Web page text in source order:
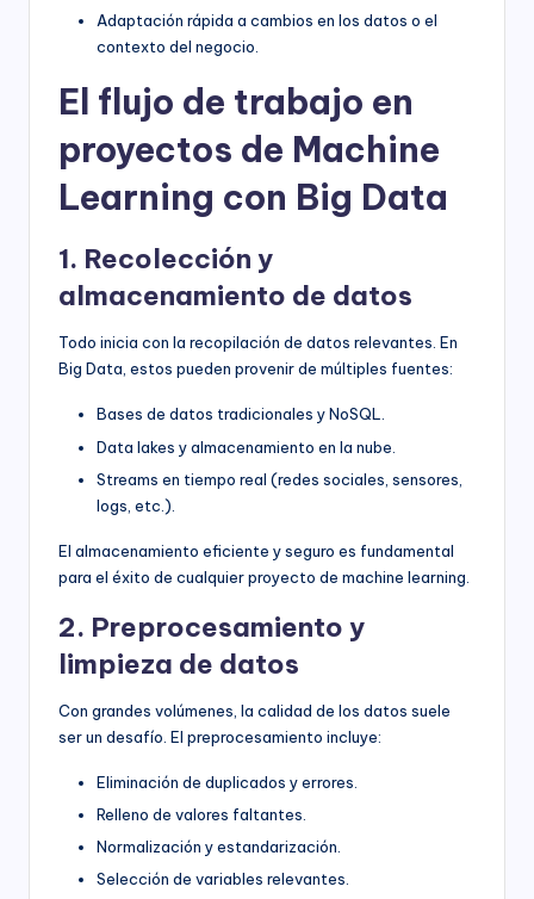
Adaptación rápida a cambios en los datos o el
contexto del negocio.
El flujo de trabajo en
proyectos de Machine
Learning con Big Data
1. Recolección y
almacenamiento de datos
Todo inicia con la recopilación de datos relevantes. En
Big Data, estos pueden provenir de múltiples fuentes:
Bases de datos tradicionales y NoSQL.
Data lakes y almacenamiento en la nube.
Streams en tiempo real (redes sociales, sensores,
logs, etc.).
El almacenamiento eficiente y seguro es fundamental
para el éxito de cualquier proyecto de machine learning.
2. Preprocesamiento y
limpieza de datos
Con grandes volúmenes, la calidad de los datos suele
ser un desafío. El preprocesamiento incluye:
Eliminación de duplicados y errores.
Relleno de valores faltantes.
Normalización y estandarización.
Selección de variables relevantes.